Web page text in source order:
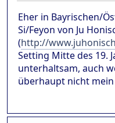
Eher in Bayrischen/
Si/Feyon von Ju
(http://
Setting Mitte des 19.
unterhaltsam, auch
überhaupt nicht